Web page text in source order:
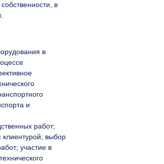
в
в
и
работ;
клиентурой; выбор
участие в